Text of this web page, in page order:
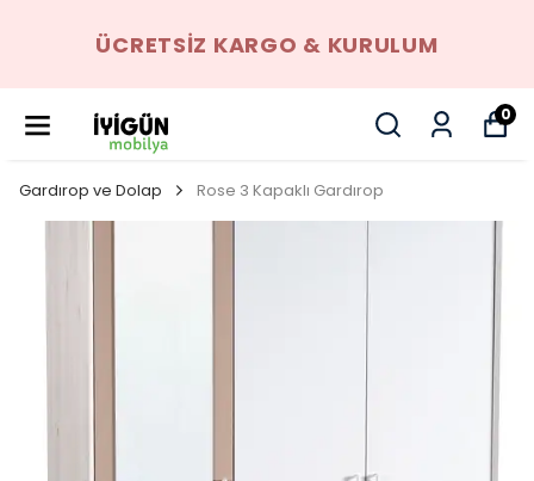
ÜCRETSIZ KARGO & KURULUM
0
Gardırop ve Dolap Rose 3 Kapaklı Gardırop